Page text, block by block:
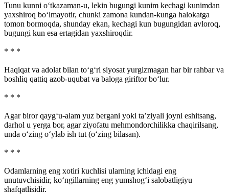
Tunu kunni o‘tkazaman-u, lekin bugungi kunim kechagi kunimdan
yaxshiroq bo‘lmayotir, chunki zamona kundan-kunga halokatga
tomon bormoqda, shunday ekan, kechagi kun bugungidan avloroq,
bugungi kun esa ertagidan yaxshiroqdir.
* * *
Haqiqat va adolat bilan to‘g‘ri siyosat yurgizmagan har bir rahbar va
boshliq qattiq azob-uqubat va baloga giriftor bo‘lur.
* * *
Agar biror qayg‘u-alam yuz bergani yoki ta’ziyali joyni eshitsang,
darhol u yerga bor, agar ziyofatu mehmondorchilikka chaqirilsang,
unda o‘zing o‘ylab ish tut (o‘zing bilasan).
* * *
Odamlarning eng xotiri kuchlisi ularning ichidagi eng
unutuvchisidir, ko‘ngillarning eng yumshog‘i salobatligiyu
shafqatlisidir.